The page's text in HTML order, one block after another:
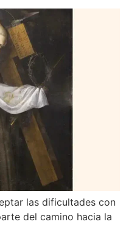
las dificultades con
del camino hacia la